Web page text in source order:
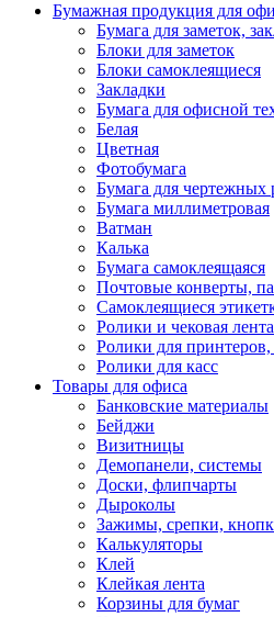
Бумажная продукция для
Бумага для заметок,
Блоки для заметок
Блоки самоклеящиеся
Закладки
Бумага для офисной
Белая
Цветная
Фотобумага
Бумага для чертежных
Бумага миллиметровая
Ватман
Калька
Бумага самоклеящаяся
Почтовые конверты,
Самоклеящиеся
Ролики и чековая лента
Ролики для принтеров,
Ролики для касс
Товары для офиса
Банковские материалы
Бейджи
Визитницы
Демопанели, системы
Доски, флипчарты
Дыроколы
Зажимы, срепки,
Калькуляторы
Клей
Клейкая лента
Корзины для бумаг